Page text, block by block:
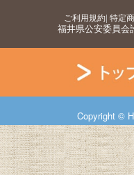
ご利用規約| 特定
福井県公安委員会
Copyright ©